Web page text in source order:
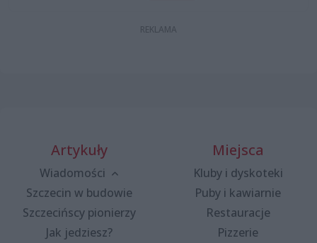
Artykuły
Wiadomości
Szczecin w budowie
Szczecińscy pionierzy
Jak jedziesz?
Miejsca
Kluby i dyskoteki
Puby i kawiarnie
Restauracje
Pizzerie